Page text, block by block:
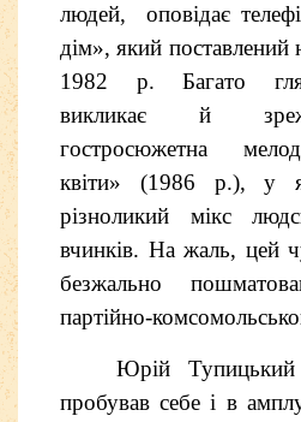
людей, оповідає
дім», який
1982 р. Багато
викликає й
гостросюжетна
квіти» (1986 р.), у
різноликий мікс
вчинків. На жаль, цей
безжально
партійно-
Юрій
пробував себе і в